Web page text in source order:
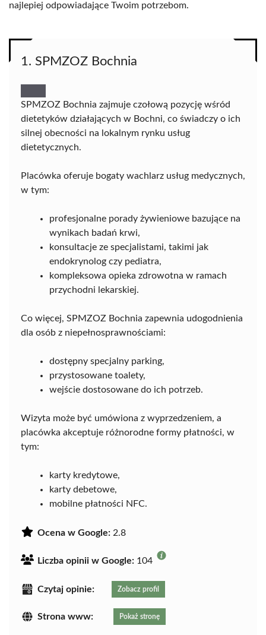
najlepiej odpowiadające Twoim potrzebom.
1. SPMZOZ Bochnia
SPMZOZ Bochnia zajmuje czołową pozycję wśród
dietetyków działających w Bochni, co świadczy o ich
silnej obecności na lokalnym rynku usług
dietetycznych.
Placówka oferuje bogaty wachlarz usług medycznych,
w tym:
profesjonalne porady żywieniowe bazujące na
wynikach badań krwi,
konsultacje ze specjalistami, takimi jak
endokrynolog czy pediatra,
kompleksowa opieka zdrowotna w ramach
przychodni lekarskiej.
Co więcej, SPMZOZ Bochnia zapewnia udogodnienia
dla osób z niepełnosprawnościami:
dostępny specjalny parking,
przystosowane toalety,
wejście dostosowane do ich potrzeb.
Wizyta może być umówiona z wyprzedzeniem, a
placówka akceptuje różnorodne formy płatności, w
tym:
karty kredytowe,
karty debetowe,
mobilne płatności NFC.
Ocena w Google: 2.8
Liczba opinii w Google: 104
Czytaj opinie: Zobacz profil
Strona www: Pokaż stronę